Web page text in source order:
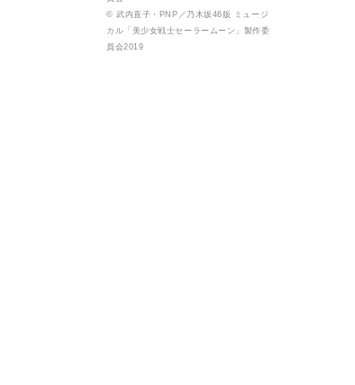
© 武内直子・PNP／乃木坂46版 ミュージ
カル「美少女戦士セーラームーン」製作委
員会2019